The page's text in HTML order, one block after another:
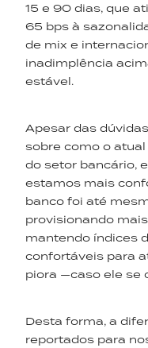
15 e 90 dias, que
65 bps à
de mix e
inadimplência
estável.
Apesar das
sobre como o
do setor bancário,
estamos mais
banco foi até
provisionando
mantendo índices
confortáveis para
piora —caso ele se
Desta forma, a
reportados para